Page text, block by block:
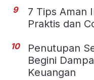
9
7 Tips Aman
Praktis dan
10
Penutupan
Begini
Keuangan